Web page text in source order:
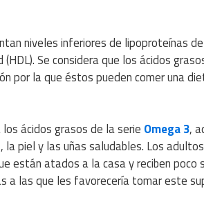
niveles inferiores de lipoproteínas
Se considera que los ácidos
por la que éstos pueden comer una
ácidos grasos de la serie Omega 3,
piel y las uñas saludables. Los
están atados a la casa y reciben poco
a las que les favorecería tomar este